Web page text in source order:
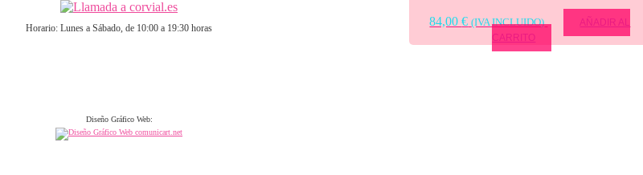
84,00€ (IVA INCLUIDO)
AÑADIR AL
CARRITO
Horario: Lunes a Sábado, de 10:00 a 19:30 horas
Diseño Gráfico Web: